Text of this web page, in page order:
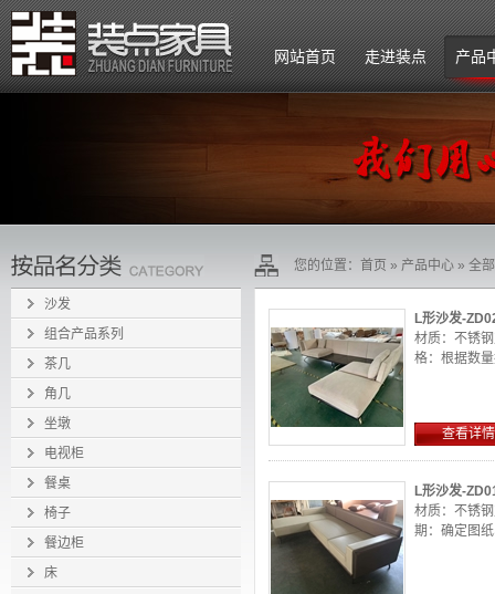
网站首页 走进装点
企业文化
组织架构
产品
沙发
组合产品系列
茶几
角几
坐墩
电视柜
餐桌
椅子
餐边柜
床
您的位置： 首页 » 产品中心 » 全
L形沙发-
材质：不锈
格：根据数
查看详情
L形沙发-
材质：不锈
期：确定图